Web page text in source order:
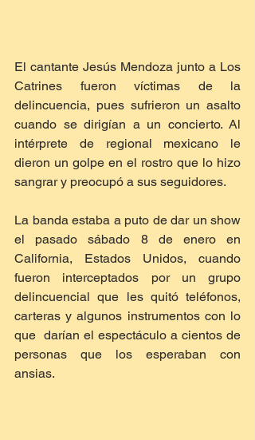
El cantante Jesús Mendoza junto a Los
Catrines fueron víctimas de la
delincuencia, pues sufrieron un asalto
cuando se dirigían a un concierto. Al
intérprete de regional mexicano le
dieron un golpe en el rostro que lo hizo
sangrar y preocupó a sus seguidores.
La banda estaba a puto de dar un show
el pasado sábado 8 de enero en
California, Estados Unidos, cuando
fueron interceptados por un grupo
delincuencial que les quitó teléfonos,
carteras y algunos instrumentos con lo
que  darían el espectáculo a cientos de
personas que los esperaban con
ansias.